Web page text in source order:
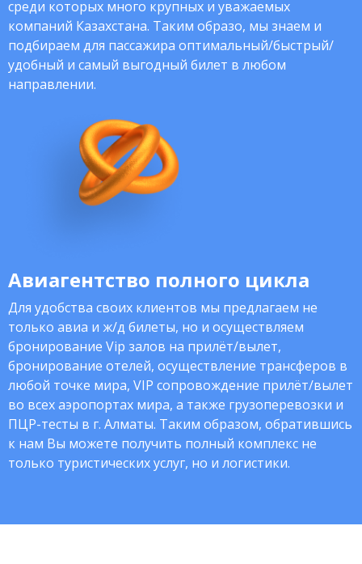
среди которых много крупных и уважаемых
компаний Казахстана. Таким образо, мы знаем и
подбираем для пассажира оптимальный/быстрый/
удобный и самый выгодный билет в любом
направлении.
Авиагентство полного цикла
Для удобства своих клиентов мы предлагаем не
только авиа и ж/д билеты, но и осуществляем
бронирование Vip залов на прилёт/вылет,
бронирование отелей, осуществление трансферов в
любой точке мира, VIP сопровождение прилёт/вылет
во всех аэропортах мира, а также грузоперевозки и
ПЦР-тесты в г. Алматы. Таким образом, обратившись
к нам Вы можете получить полный комплекс не
только туристических услуг, но и логистики.